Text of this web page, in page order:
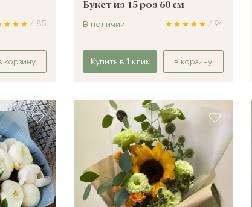
/ 85
корзину
Букет из 15 роз 60 см
/ 94
В наличии
Купить в 1 клик в корзину